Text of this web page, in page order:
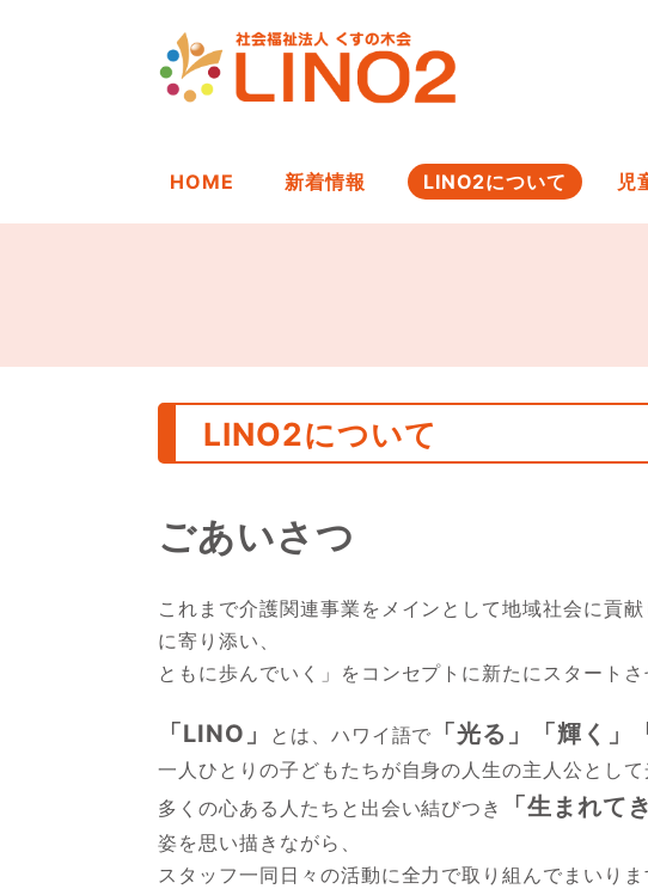
HOME 新着情報 LINO2について 児
LINO2について
ごあいさつ
これまで介護関連事業をメインとして地域社会に貢
に寄り添い、
ともに歩んでいく」をコンセプトに新たにスタートさ
「LINO」 とは、ハワイ語で 「光る」「輝く」
一人ひとりの子どもたちが自身の人生の主人公として
多くの心ある人たちと出会い結びつき
「生まれて
姿を思い描きながら、
スタッフ一同日々の活動に全力で取り組んでまいりま